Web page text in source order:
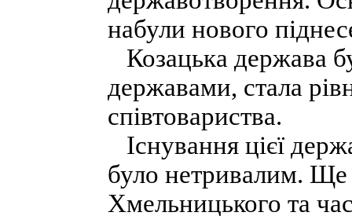
набули нового
Козацька держава
державами, стала
співтовариства.
Існування цієї
було нетривалим. Ще
Хмельницького та